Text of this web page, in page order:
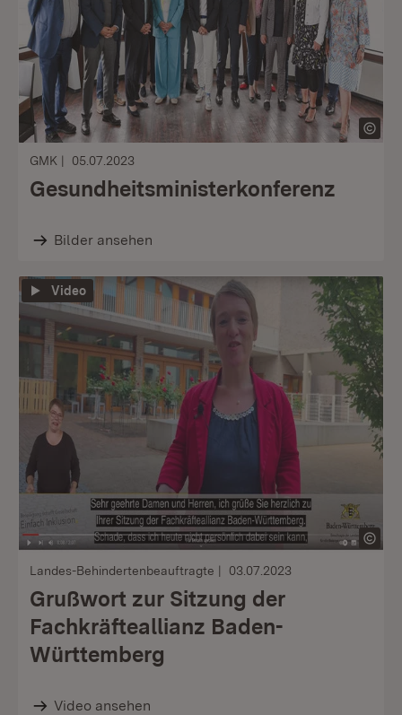
GMK 05.07.2023
Gesundheitsministerkonferenz
Bilder ansehen
Video
Landes-Behindertenbeauftragte 03.07.2023
Grußwort zur Sitzung der
Fachkräfteallianz Baden-
Württemberg
Video ansehen